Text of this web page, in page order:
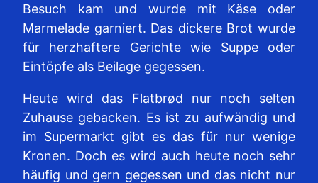
Besuch kam und wurde mit Käse oder
Marmelade garniert. Das dickere Brot wurde
für herzhaftere Gerichte wie Suppe oder
Eintöpfe als Beilage gegessen.
Heute wird das Flatbrød nur noch selten
Zuhause gebacken. Es ist zu aufwändig und
im Supermarkt gibt es das für nur wenige
Kronen. Doch es wird auch heute noch sehr
häufig und gern gegessen und das nicht nur